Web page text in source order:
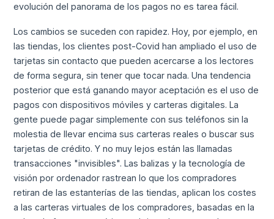
evolución del panorama de los pagos no es tarea fácil.
Los cambios se suceden con rapidez. Hoy, por ejemplo, en
las tiendas, los clientes post-Covid han ampliado el uso de
tarjetas sin contacto que pueden acercarse a los lectores
de forma segura, sin tener que tocar nada. Una tendencia
posterior que está ganando mayor aceptación es el uso de
pagos con dispositivos móviles y carteras digitales. La
gente puede pagar simplemente con sus teléfonos sin la
molestia de llevar encima sus carteras reales o buscar sus
tarjetas de crédito. Y no muy lejos están las llamadas
transacciones "invisibles". Las balizas y la tecnología de
visión por ordenador rastrean lo que los compradores
retiran de las estanterías de las tiendas, aplican los costes
a las carteras virtuales de los compradores, basadas en la